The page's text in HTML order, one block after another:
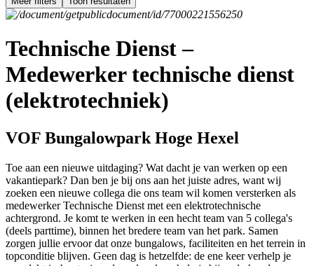
Technische Dienst –
Medewerker technische dienst
(elektrotechniek)
VOF Bungalowpark Hoge Hexel
Toe aan een nieuwe uitdaging? Wat dacht je van werken op een
vakantiepark? Dan ben je bij ons aan het juiste adres, want wij
zoeken een nieuwe collega die ons team wil komen versterken als
medewerker Technische Dienst met een elektrotechnische
achtergrond. Je komt te werken in een hecht team van 5 collega's
(deels parttime), binnen het bredere team van het park. Samen
zorgen jullie ervoor dat onze bungalows, faciliteiten en het terrein in
topconditie blijven. Geen dag is hetzelfde: de ene keer verhelp je